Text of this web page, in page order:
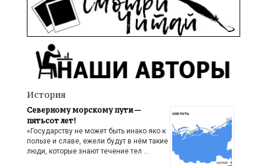
История
Северному морскому пути —
пятьсот лет!
«Государству не может быть инако яко к
пользе и славе, ежели будут в нём такие
люди, которые знают течение тел …